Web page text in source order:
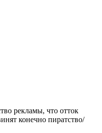
рекламы, что отток
конечно пиратство/